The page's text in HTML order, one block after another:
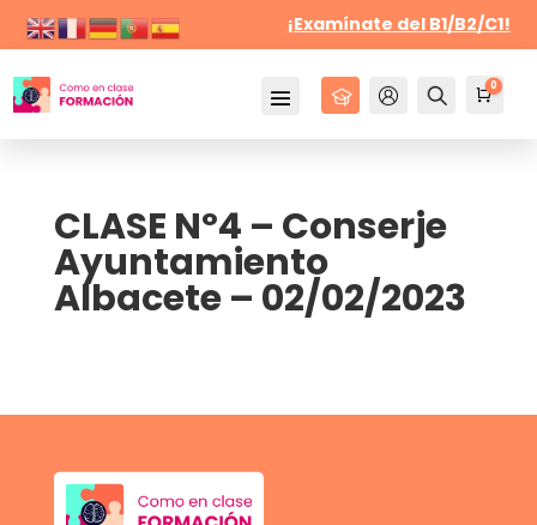
¡Examínate del B1/B2/C1!
Cursos Mi Cuenta
Buscar
0
CLASE Nº4 – Conserje
Ayuntamiento
Albacete – 02/02/2023